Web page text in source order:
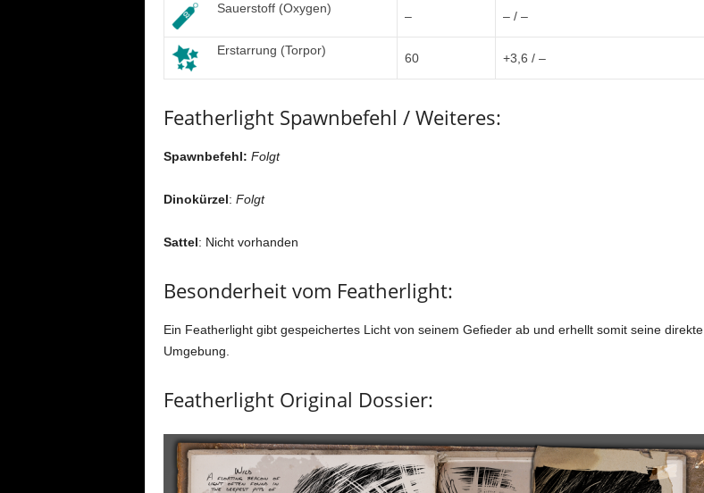
Sauerstoff (Oxygen)
– – / –
Erstarrung (Torpor)
60 +3,6 / –
Featherlight Spawnbefehl / Weiteres:
Spawnbefehl: Folgt
Dinokürzel: Folgt
Sattel: Nicht vorhanden
Besonderheit vom Featherlight:
Ein Featherlight gibt gespeichertes Licht von seinem Gefieder ab und erhellt somit seine direkte
Umgebung.
Featherlight Original Dossier: